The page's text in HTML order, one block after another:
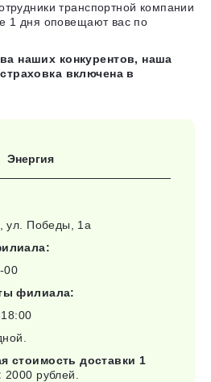
транспортной компании
1 дня оповещают вас по
наших конкурентов, наша
включена в
Энергия
ул. Победы, 1а
00
филиала:
стоимость доставки 1
2000 рублей.